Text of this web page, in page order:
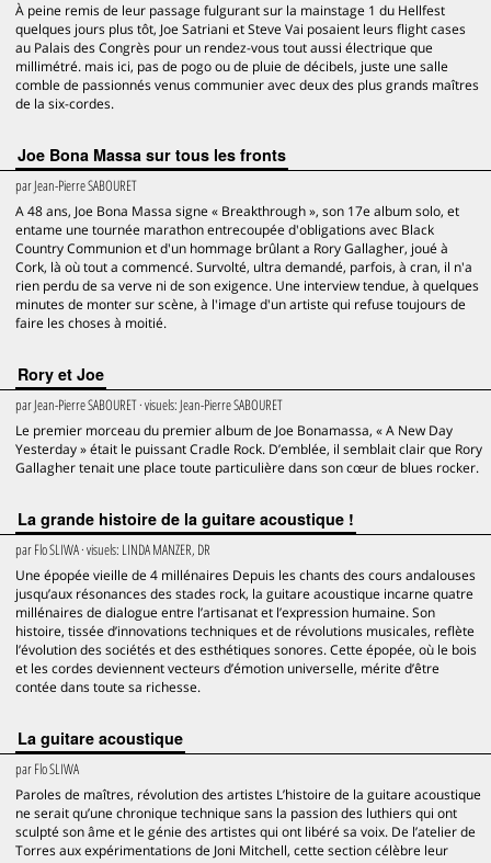
À peine remis de leur passage fulgurant sur la mainstage 1 du Hellfest
quelques jours plus tôt, Joe Satriani et Steve Vai posaient leurs flight cases
au Palais des Congrès pour un rendez-vous tout aussi électrique que
millimétré. mais ici, pas de pogo ou de pluie de décibels, juste une salle
comble de passionnés venus communier avec deux des plus grands maîtres
de la six-cordes.
Joe Bona Massa sur tous les fronts
parJean-Pierre SABOURET
A 48 ans, Joe Bona Massa signe « Breakthrough », son 17e album solo, et
entame une tournée marathon entrecoupée d'obligations avec Black
Country Communion et d'un hommage brûlant a Rory Gallagher, joué à
Cork, là où tout a commencé. Survolté, ultra demandé, parfois, à cran, il n'a
rien perdu de sa verve ni de son exigence. Une interview tendue, à quelques
minutes de monter sur scène, à l'image d'un artiste qui refuse toujours de
faire les choses à moitié.
Rory et Joe
parJean-Pierre SABOURET· visuels: Jean-Pierre SABOURET
Le premier morceau du premier album de Joe Bonamassa, « A New Day
Yesterday » était le puissant Cradle Rock. D’emblée, il semblait clair que Rory
Gallagher tenait une place toute particulière dans son cœur de blues rocker.
La grande histoire de la guitare acoustique !
parFlo SLIWA· visuels: LINDA MANZER, DR
Une épopée vieille de 4 millénaires Depuis les chants des cours andalouses
jusqu’aux résonances des stades rock, la guitare acoustique incarne quatre
millénaires de dialogue entre l’artisanat et l’expression humaine. Son
histoire, tissée d’innovations techniques et de révolutions musicales, reflète
l’évolution des sociétés et des esthétiques sonores. Cette épopée, où le bois
et les cordes deviennent vecteurs d’émotion universelle, mérite d’être
contée dans toute sa richesse.
La guitare acoustique
parFlo SLIWA
Paroles de maîtres, révolution des artistes L’histoire de la guitare acoustique
ne serait qu’une chronique technique sans la passion des luthiers qui ont
sculpté son âme et le génie des artistes qui ont libéré sa voix. De l’atelier de
Torres aux expérimentations de Joni Mitchell, cette section célèbre leur